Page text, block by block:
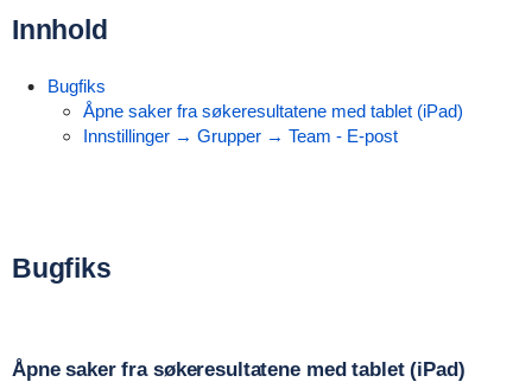
Innhold
Bugfiks
Åpne saker fra søkeresultatene med tablet (iPad)
Innstillinger → Grupper → Team - E-post
Bugfiks
Åpne saker fra søkeresultatene med tablet (iPad)